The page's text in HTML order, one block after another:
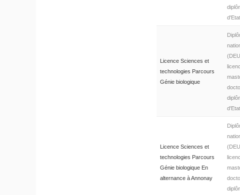
Licence Sciences et
technologies Parcours
Génie biologique
Licence Sciences et
technologies Parcours
Génie biologique En
alternance à Annonay